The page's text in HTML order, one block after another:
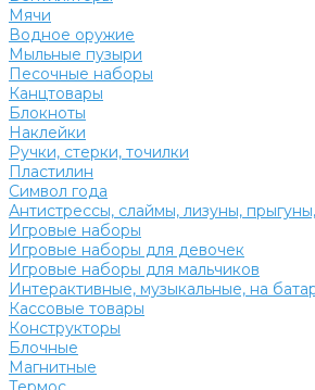
Мячи
Водное оружие
Мыльные пузыри
Песочные наборы
Канцтовары
Блокноты
Наклейки
Ручки, стерки, точилки
Пластилин
Символ года
Антистрессы, слаймы, лизуны,
Игровые наборы
Игровые наборы для девочек
Игровые наборы для мальчиков
Интерактивные, музыкальные, на
Кассовые товары
Конструкторы
Блочные
Магнитные